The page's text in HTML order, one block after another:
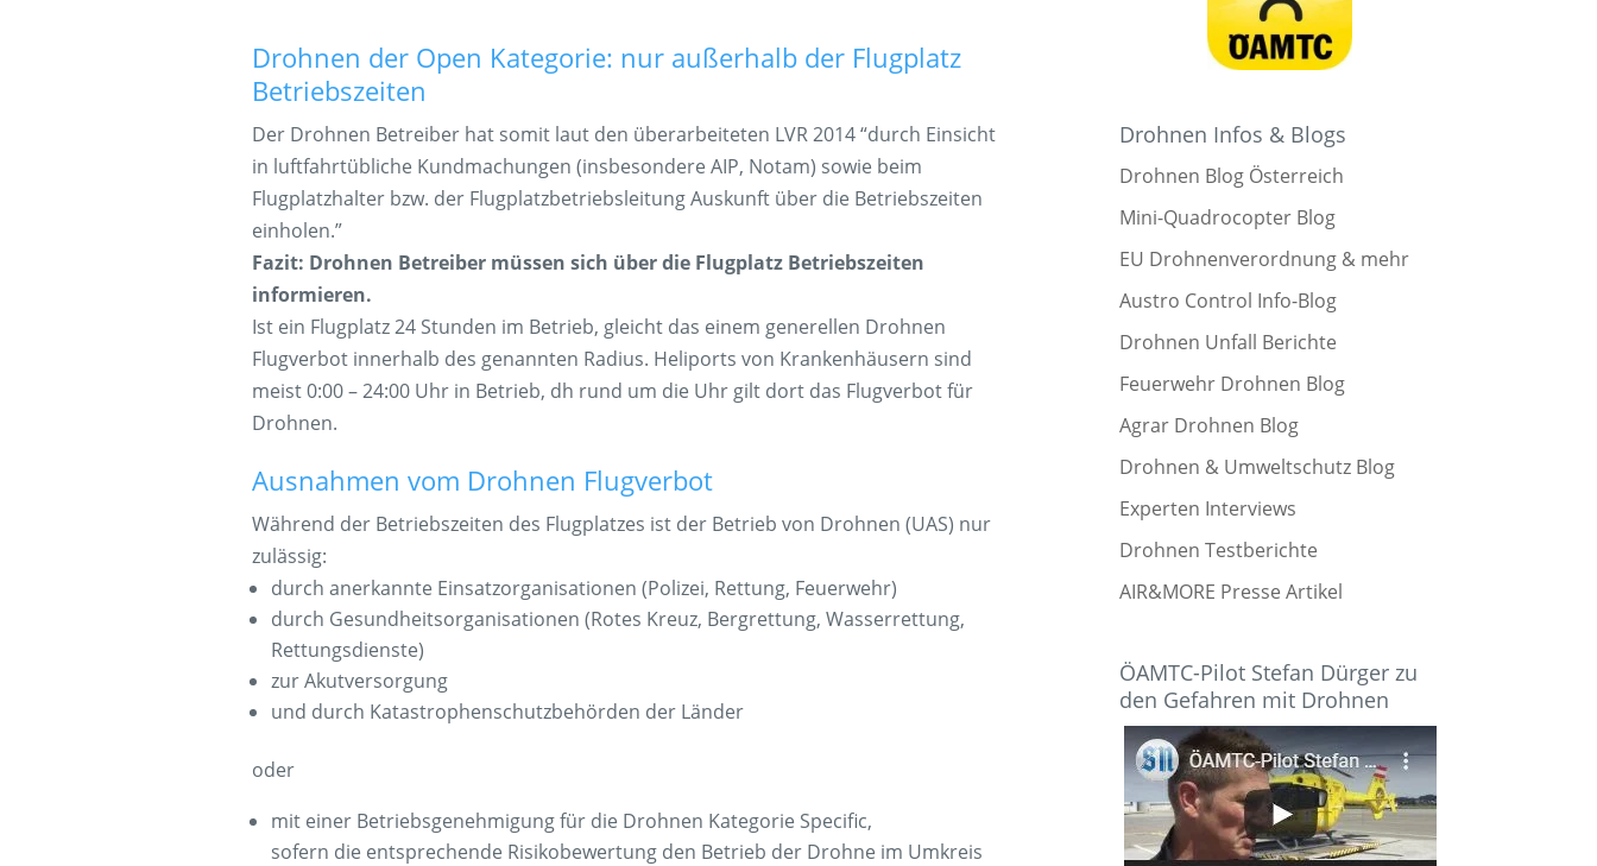
Drohnen der Open Kategorie: nur außerhalb der Flugplatz
Betriebszeiten
Der Drohnen Betreiber hat somit laut den überarbeiteten LVR 2014 “durch Einsicht
in luftfahrtübliche Kundmachungen (insbesondere AIP, Notam) sowie beim
Flugplatzhalter bzw. der Flugplatzbetriebsleitung Auskunft über die Betriebszeiten
einholen.”
Fazit: Drohnen Betreiber müssen sich über die Flugplatz Betriebszeiten
informieren.
Ist ein Flugplatz 24 Stunden im Betrieb, gleicht das einem generellen Drohnen
Flugverbot innerhalb des genannten Radius. Heliports von Krankenhäusern sind
meist 0:00 – 24:00 Uhr in Betrieb, dh rund um die Uhr gilt dort das Flugverbot für
Drohnen.
Ausnahmen vom Drohnen Flugverbot
Während der Betriebszeiten des Flugplatzes ist der Betrieb von Drohnen (UAS) nur
zulässig:
durch anerkannte Einsatzorganisationen (Polizei, Rettung, Feuerwehr)
durch Gesundheitsorganisationen (Rotes Kreuz, Bergrettung, Wasserrettung,
Rettungsdienste)
zur Akutversorgung
und durch Katastrophenschutzbehörden der Länder
oder
mit einer Betriebsgenehmigung für die Drohnen Kategorie Specific,
sofern die entsprechende Risikobewertung den Betrieb der Drohne im Umkreis
Drohnen Infos & Blogs
Drohnen Blog Österreich
Mini-Quadrocopter Blog
EU Drohnenverordnung & mehr
Austro Control Info-Blog
Drohnen Unfall Berichte
Feuerwehr Drohnen Blog
Agrar Drohnen Blog
Drohnen & Umweltschutz Blog
Experten Interviews
Drohnen Testberichte
AIR&MORE Presse Artikel
ÖAMTC-Pilot Stefan Dürger zu
den Gefahren mit Drohnen